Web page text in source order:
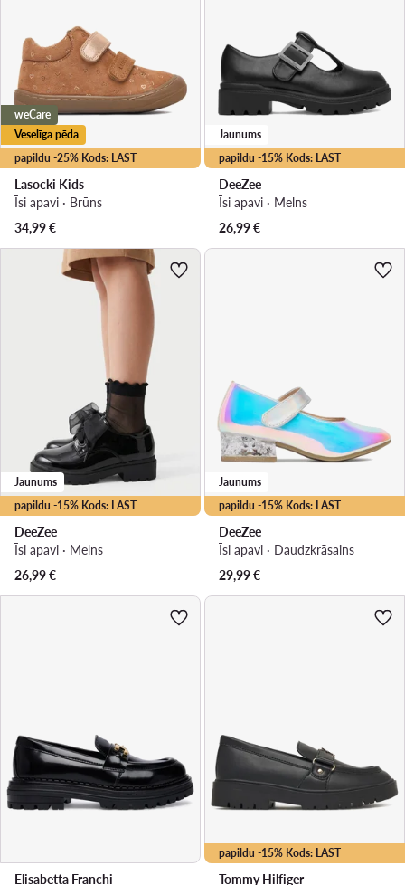
papildu -25% Kods: LAST
weCare
Veselīga pēda
Lasocki Kids
Īsi apavi · Brūns
34,99€
papildu -15% Kods: LAST
Jaunums
DeeZee
Īsi apavi · Melns
26,99€
papildu -15% Kods: LAST
Jaunums
DeeZee
Īsi apavi · Melns
26,99€
papildu -15% Kods: LAST
Jaunums
DeeZee
Īsi apavi · Daudzkrāsains
29,99€
Elisabetta Franchi
papildu -15% Kods: LAST
Tommy Hilfiger